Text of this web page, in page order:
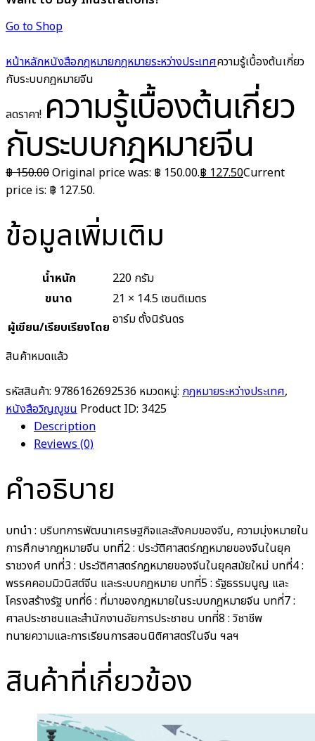
Go to Shop
หน้าหลักหนังสือกฎหมายกฎหมายระหว่างประเทศความรู้เบื้องต้นเกี่ยว
กับระบบกฎหมายจีน
ลดราคา! ความรู้เบื้องต้นเกี่ยว
กับระบบกฎหมายจีน
฿150.00Original price was: ฿ 150.00.฿ 127.50Current
price is: ฿ 127.50.
ข้อมูลเพิ่มเติม
น้ำหนัก
220 กรัม
ขนาด
21 × 14.5 เซนติเมตร
ผู้เขียน/เรียบเรียงโดย อาร์ม ตั้งนิรันดร
สินค้าหมดแล้ว
รหัสสินค้า: 9786162692536 หมวดหมู่: กฎหมายระหว่างประเทศ,
หนังสือวิญญูชน Product ID: 3425
Description
Reviews (0)
คำอธิบาย
บทนำ : บริบทการพัฒนาเศรษฐกิจและสังคมของจีน, ความมุ่งหมายใน
การศึกษากฎหมายจีน บทที่2 : ประวัติศาสตร์กฎหมายของจีนในยุค
ราชวงศ์ บทที่3 : ประวัติศาสตร์กฎหมายของจีนในยุคสมัยใหม่ บทที่4 :
พรรคคอมมิวนิสต์จีน และระบบกฎหมาย บทที่5 : รัฐธรรมนูญ และ
โครงสร้างรัฐ บทที่6 : ที่มาของกฎหมายในระบบกฎหมายจีน บทที่7 :
ศาลประชาชนและสำนักงานอัยการประชาชน บทที่8 : วิชาชีพ
ทนายความและการเรียนการสอนนิติศาสตร์ในจีน ฯลฯ
สินค้าที่เกี่ยวข้อง